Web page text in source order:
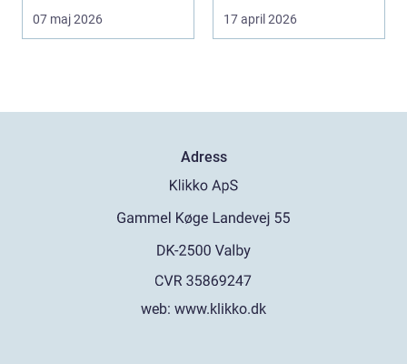
påverkar hur vi må...
07 maj 2026
miljö och hjälpmede...
17 april 2026
Adress
web: www.klikko.dk